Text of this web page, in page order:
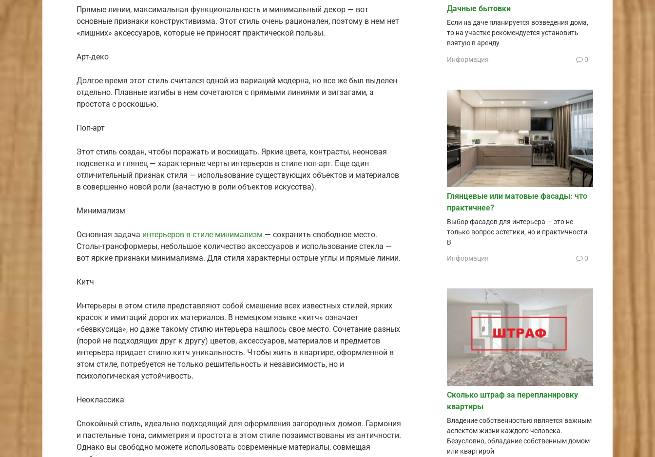
Прямые линии, максимальная функциональность и минимальный декор — вот
основные признаки конструктивизма. Этот стиль очень рационален, поэтому в нем нет
«лишних» аксессуаров, которые не приносят практической пользы.
Арт-деко
Долгое время этот стиль считался одной из вариаций модерна, но все же был выделен
отдельно. Плавные изгибы в нем сочетаются с прямыми линиями и зигзагами, а
простота с роскошью.
Поп-арт
Этот стиль создан, чтобы поражать и восхищать. Яркие цвета, контрасты, неоновая
подсветка и глянец — характерные черты интерьеров в стиле поп-арт. Еще один
отличительный признак стиля — использование существующих объектов и материалов
в совершенно новой роли (зачастую в роли объектов искусства).
Минимализм
Основная задача интерьеров в стиле минимализм — сохранить свободное место.
Столы-трансформеры, небольшое количество аксессуаров и использование стекла —
вот яркие признаки минимализма. Для стиля характерны острые углы и прямые линии.
Китч
Интерьеры в этом стиле представляют собой смешение всех известных стилей, ярких
красок и имитаций дорогих материалов. В немецком языке «китч» означает
«безвкусица», но даже такому стилю интерьера нашлось свое место. Сочетание разных
(порой не подходящих друг к другу) цветов, аксессуаров, материалов и предметов
интерьера придает стилю китч уникальность. Чтобы жить в квартире, оформленной в
этом стиле, потребуется не только решительность и независимость, но и
психологическая устойчивость.
Неоклассика
Спокойный стиль, идеально подходящий для оформления загородных домов. Гармония
и пастельные тона, симметрия и простота в этом стиле позаимствованы из античности.
Однако вы свободно можете использовать современные материалы, совмещая
Дачные бытовки
Если на даче планируется возведения дома,
то на участке рекомендуется установить
взятую в аренду
Информация 0
Глянцевые или матовые фасады: что
практичнее?
Выбор фасадов для интерьера — это не
только вопрос эстетики, но и практичности.
В
Информация 0
Сколько штраф за перепланировку
квартиры
Владение собственностью является важным
аспектом жизни каждого человека.
Безусловно, обладание собственным домом
или квартирой